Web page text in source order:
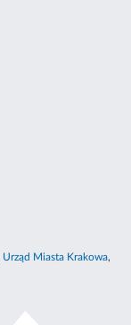
Urząd Miasta Krakowa,